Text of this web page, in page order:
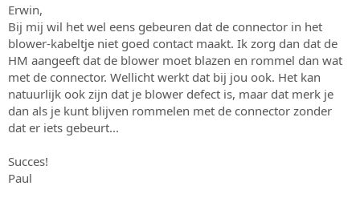
Erwin,
Bij mij wil het wel eens gebeuren dat de connector in het
blower-kabeltje niet goed contact maakt. Ik zorg dan dat de
HM aangeeft dat de blower moet blazen en rommel dan wat
met de connector. Wellicht werkt dat bij jou ook. Het kan
natuurlijk ook zijn dat je blower defect is, maar dat merk je
dan als je kunt blijven rommelen met de connector zonder
dat er iets gebeurt...
Succes!
Paul